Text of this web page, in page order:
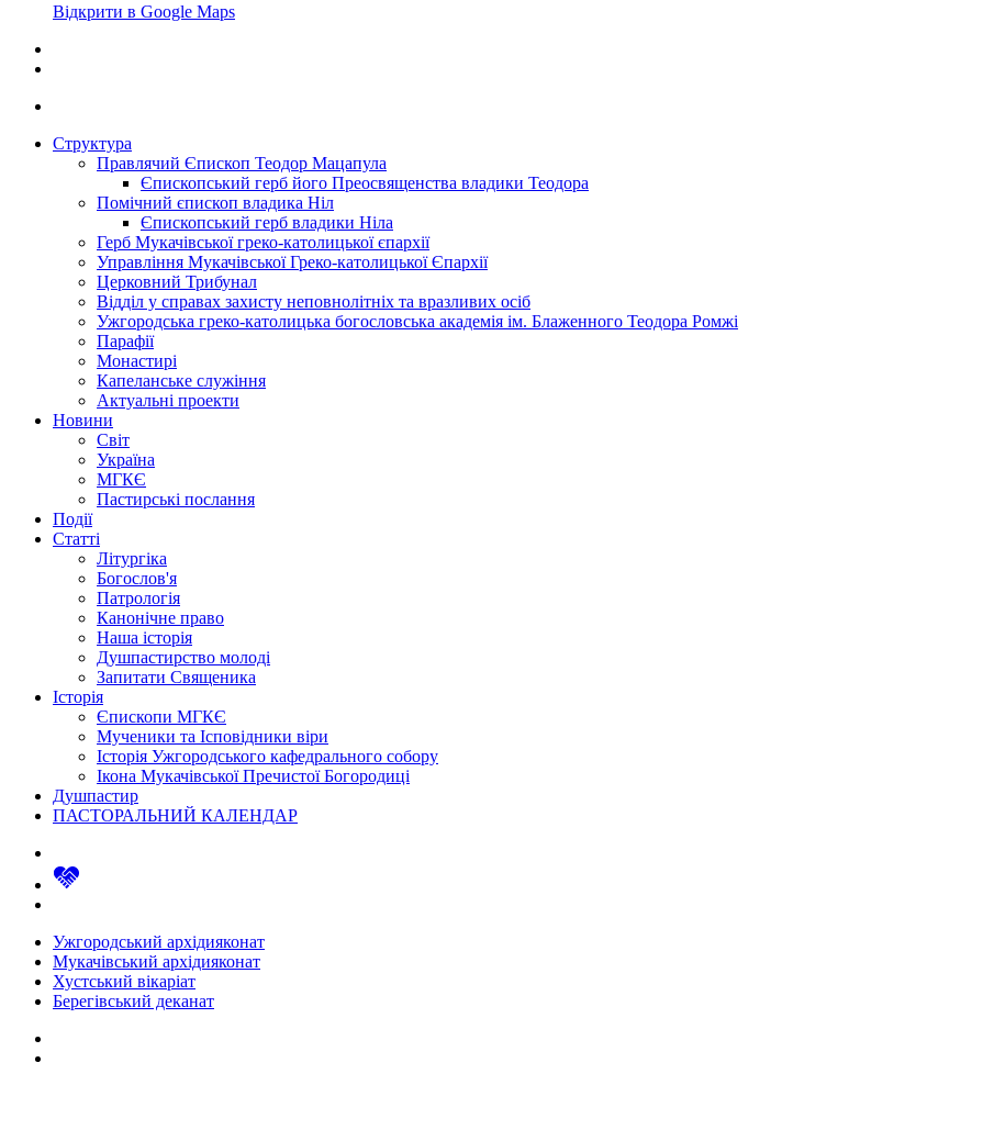
Відкрити в Google Maps
Структура
Правлячий Єпископ Теодор Мацапула
Єпископський герб його Преосвященства владики Теодора
Помічний єпископ владика Ніл
Єпископський герб владики Ніла
Герб Мукачівської греко-католицької єпархії
Управління Мукачівської Греко-католицької Єпархії
Церковний Трибунал
Відділ у справах захисту неповнолітніх та вразливих осіб
Ужгородська греко-католицька богословська академія ім. Блаженного Теодора Ромжі
Парафії
Монастирі
Капеланське служіння
Актуальні проекти
Новини
Світ
Україна
МГКЄ
Пастирські послання
Події
Статті
Літургіка
Богослов'я
Патрологія
Канонічне право
Наша історія
Душпастирство молоді
Запитати Священика
Історія
Єпископи МГКЄ
Мученики та Ісповідники віри
Історія Ужгородського кафедрального собору
Ікона Мукачівської Пречистої Богородиці
Душпастир
ПАСТОРАЛЬНИЙ КАЛЕНДАР
Ужгородський архідияконат
Мукачівський архідияконат
Хустський вікаріат
Берегівський деканат